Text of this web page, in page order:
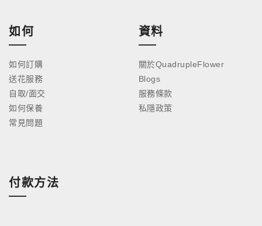
如何
如何訂購
送花服務
自取/面交
如何保養
常見問題
資料
關於QuadrupleFlower
Blogs
服務條款
私隱政策
付款方法